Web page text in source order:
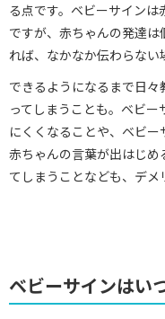
る点です。ベビーサイン
ですが、赤ちゃんの発達
れば、なかなか伝わらない
できるようになるまで日
ってしまうことも。ベビ
にくくなることや、ベビー
赤ちゃんの言葉が出はじ
てしまうことなども、デメ
ベビーサインはい